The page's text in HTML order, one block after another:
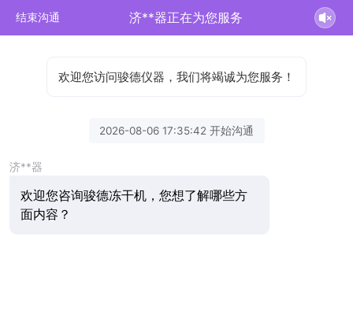
结束沟通 济**器正在为您服务
欢迎您访问骏德仪器，我们将竭诚为您服务！
2026-08-06 17:35:42 开始沟通
济**器
欢迎您咨询骏德冻干机，您想了解哪些方
面内容？